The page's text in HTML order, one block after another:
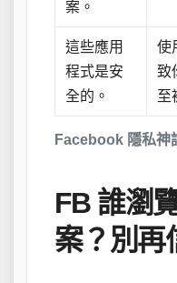
Facebook 隱私神
案。
這些應用
程式是安
全的。
使
致
至
FB 誰瀏
案？別再